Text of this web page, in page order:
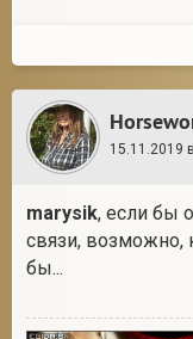
15.11.2019
marysik, если бы
связи, возможно,
бы...